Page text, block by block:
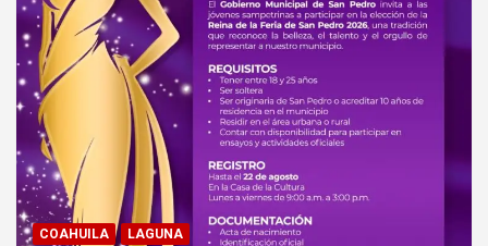
COAHUILA LAGUNA